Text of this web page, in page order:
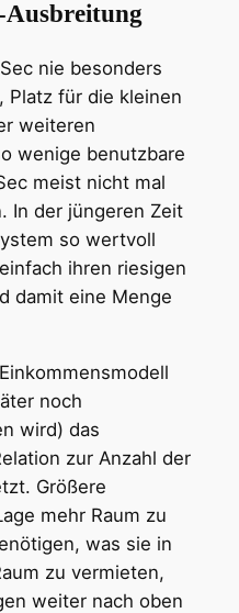
nie besonders
Platz für die kleinen
weiteren
wenige benutzbare
meist nicht mal
In der jüngeren Zeit
so wertvoll
ihren riesigen
damit eine Menge
noch
wird) das
zur Anzahl der
Größere
mehr Raum zu
was sie in
zu vermieten,
weiter nach oben